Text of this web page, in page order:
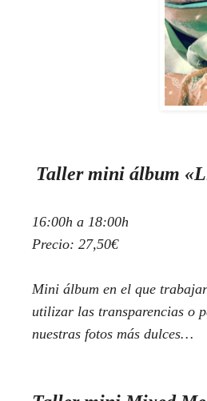
Taller mini álbum
16:00h a 18:00h
Precio: 27,50€
Mini álbum en el que
utilizar las transparencias o
nuestras fotos más dulces…